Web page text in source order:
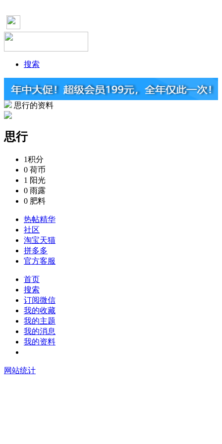
搜索
思行的资料
思行
1积分
0 荷币
1 阳光
0 雨露
0 肥料
热帖精华
社区
淘宝天猫
拼多多
官方客服
首页
搜索
订阅微信
我的收藏
我的主题
我的消息
我的资料
网站统计